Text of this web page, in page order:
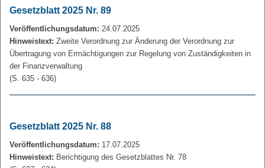
Gesetzblatt 2025 Nr. 89
Veröffentlichungsdatum: 24.07.2025
Hinweistext: Zweite Verordnung zur Änderung der Verordnung zur
Übertragung von Ermächtigungen zur Regelung von Zuständigkeiten in
der Finanzverwaltung
(S. 635 - 636)
Gesetzblatt 2025 Nr. 88
Veröffentlichungsdatum: 17.07.2025
Hinweistext: Berichtigung des Gesetzblattes Nr. 78